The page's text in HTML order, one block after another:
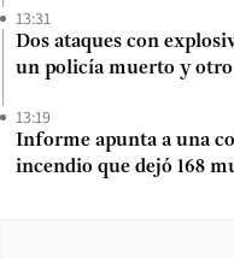
13:31
Dos ataques con
un policía muerto y
13:19
Informe apunta a una
incendio que dejó 168